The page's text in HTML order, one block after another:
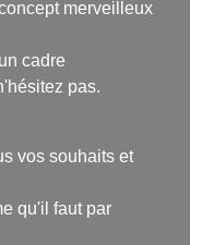
merveilleux
cadre
pas.
vos souhaits et
qu'il faut par